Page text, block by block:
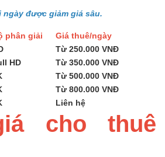
được giảm giá sâu.
phân giải
Giá thuê/ngày
Từ 250.000 VNĐ
HD
Từ 350.000 VNĐ
Từ 500.000 VNĐ
Từ 800.000 VNĐ
Liên hệ
cho thuê